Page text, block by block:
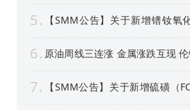
5
【SMM公告】关于新增镨钕氧化
6
原油周线三连涨 金属涨跌互现
7
【SMM公告】关于新增硫磺（